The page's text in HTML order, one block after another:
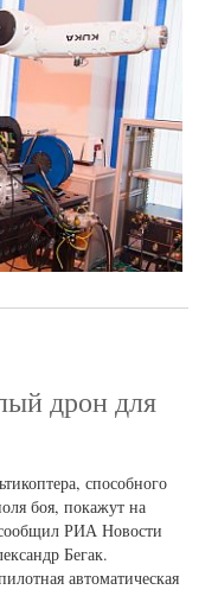
дрон для
способного
боя, покажут на
РИА Новости
Бегак.
автоматическая